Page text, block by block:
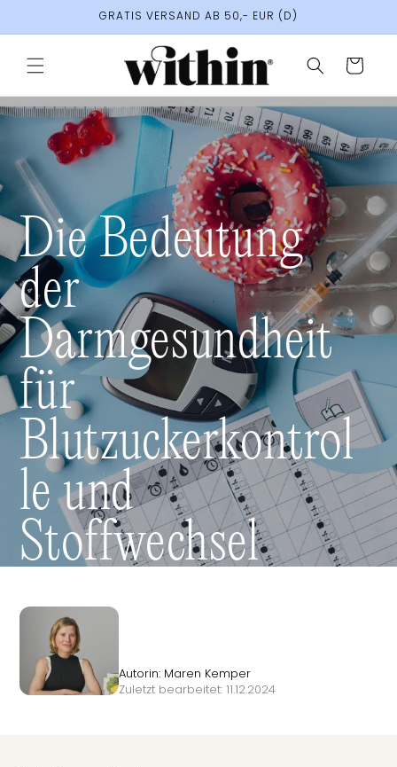
Inhalt
GRATIS VERSAND AB 50,- EUR (D)
Warenkorb
Die Bedeutung
der
Darmgesundheit
für
Blutzuckerkontrol
le und
Stoffwechsel
Autorin: Maren Kemper
Zuletzt bearbeitet: 11.12.2024